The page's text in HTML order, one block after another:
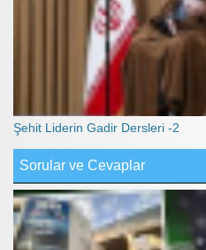
Şehit Liderin Gadir Dersleri -2
Sorular ve Cevaplar